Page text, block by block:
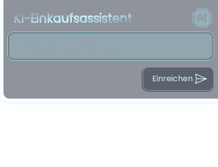
KI-Einkaufsassistent
Einreichen